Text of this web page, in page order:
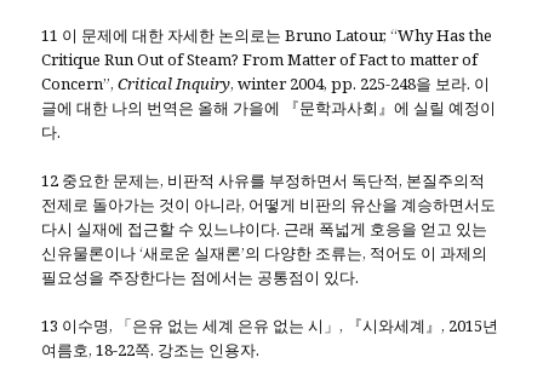
11 이 문제에 대한 자세한 논의로는 Bruno Latour, “Why Has the
Critique Run Out of Steam? From Matter of Fact to matter of
Concern”,Critical Inquiry, winter 2004, pp. 225-248을 보라. 이
글에 대한 나의 번역은 올해 가을에 『문학과사회』에 실릴 예정이
다.
12 중요한 문제는, 비판적 사유를 부정하면서 독단적, 본질주의적
전제로 돌아가는 것이 아니라, 어떻게 비판의 유산을 계승하면서도
다시 실재에 접근할 수 있느냐이다. 근래 폭넓게 호응을 얻고 있는
신유물론이나 ‘새로운 실재론’의 다양한 조류는, 적어도 이 과제의
필요성을 주장한다는 점에서는 공통점이 있다.
13 이수명, 「은유 없는 세계 은유 없는 시」, 『시와세계』, 2015년
여름호, 18-22쪽. 강조는 인용자.